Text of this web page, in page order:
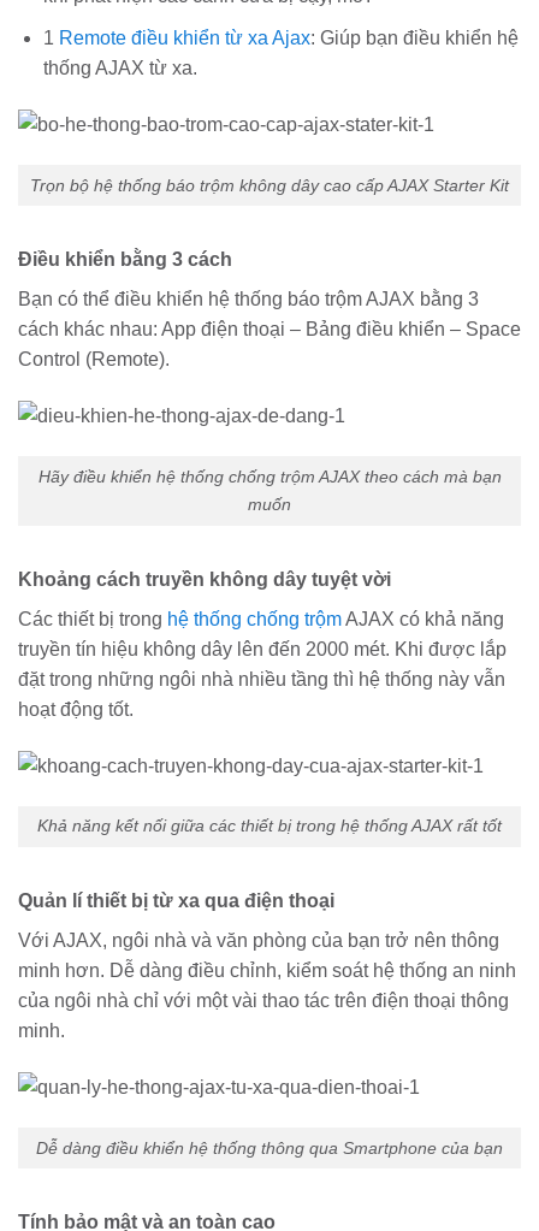
1 Remote điều khiển từ xa Ajax: Giúp bạn điều khiển hệ
thống AJAX từ xa.
Trọn bộ hệ thống báo trộm không dây cao cấp AJAX Starter Kit
Điều khiển bằng 3 cách
Bạn có thể điều khiển hệ thống báo trộm AJAX bằng 3
cách khác nhau: App điện thoại – Bảng điều khiển – Space
Control (Remote).
Hãy điều khiển hệ thống chống trộm AJAX theo cách mà bạn
muốn
Khoảng cách truyền không dây tuyệt vời
Các thiết bị trong hệ thống chống trộmAJAX có khả năng
truyền tín hiệu không dây lên đến 2000 mét. Khi được lắp
đặt trong những ngôi nhà nhiều tầng thì hệ thống này vẫn
hoạt động tốt.
Khả năng kết nối giữa các thiết bị trong hệ thống AJAX rất tốt
Quản lí thiết bị từ xa qua điện thoại
Với AJAX, ngôi nhà và văn phòng của bạn trở nên thông
minh hơn. Dễ dàng điều chỉnh, kiểm soát hệ thống an ninh
của ngôi nhà chỉ với một vài thao tác trên điện thoại thông
minh.
Dễ dàng điều khiển hệ thống thông qua Smartphone của bạn
Tính bảo mật và an toàn cao